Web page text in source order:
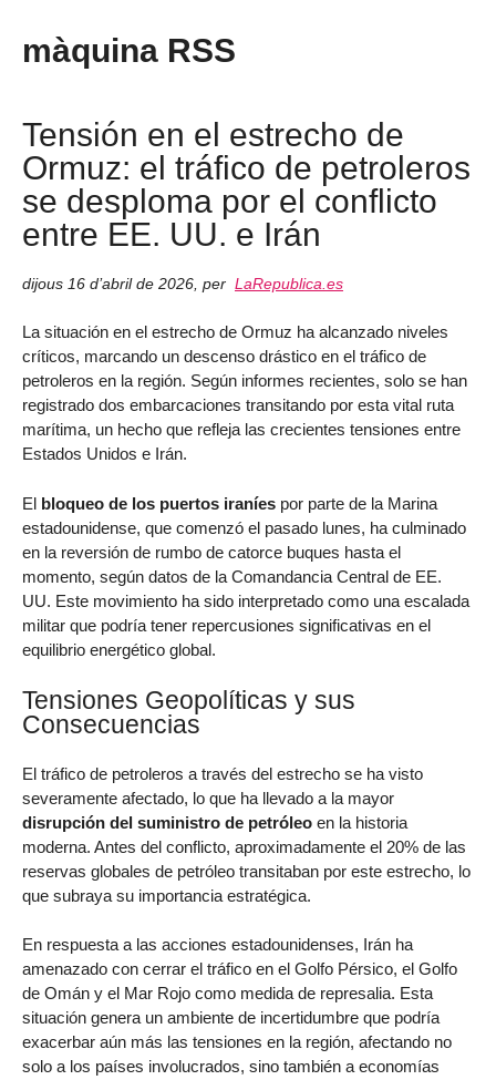
màquina RSS
Tensión en el estrecho de
Ormuz: el tráfico de petroleros
se desploma por el conflicto
entre EE. UU. e Irán
dijous 16 d’abril de 2026 per LaRepublica.es
La situación en el estrecho de Ormuz ha alcanzado niveles
críticos, marcando un descenso drástico en el tráfico de
petroleros en la región. Según informes recientes, solo se han
registrado dos embarcaciones transitando por esta vital ruta
marítima, un hecho que refleja las crecientes tensiones entre
Estados Unidos e Irán.
El bloqueo de los puertos iraníes por parte de la Marina
estadounidense, que comenzó el pasado lunes, ha culminado
en la reversión de rumbo de catorce buques hasta el
momento, según datos de la Comandancia Central de EE.
UU. Este movimiento ha sido interpretado como una escalada
militar que podría tener repercusiones significativas en el
equilibrio energético global.
Tensiones Geopolíticas y sus
Consecuencias
El tráfico de petroleros a través del estrecho se ha visto
severamente afectado, lo que ha llevado a la mayor
disrupción del suministro de petróleo en la historia
moderna. Antes del conflicto, aproximadamente el 20% de las
reservas globales de petróleo transitaban por este estrecho, lo
que subraya su importancia estratégica.
En respuesta a las acciones estadounidenses, Irán ha
amenazado con cerrar el tráfico en el Golfo Pérsico, el Golfo
de Omán y el Mar Rojo como medida de represalia. Esta
situación genera un ambiente de incertidumbre que podría
exacerbar aún más las tensiones en la región, afectando no
solo a los países involucrados, sino también a economías